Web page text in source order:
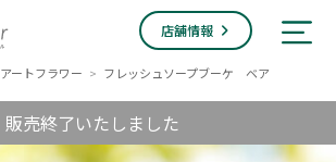
店舗情報
アートフラワー > フレッシュソープブーケ ベア
販売終了いたしました